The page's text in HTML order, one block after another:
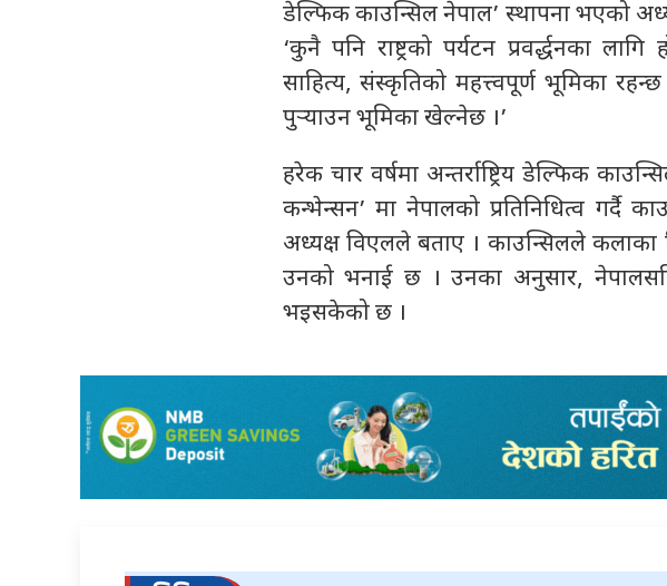
डेल्फिक काउन्सिल नेपाल’ स्थापना भएको
‘कुनै पनि राष्ट्रको पर्यटन प्रवर्द्धनका
साहित्य, संस्कृतिको महत्त्वपूर्ण भूमिका
पुर्‍याउन भूमिका खेल्नेछ ।’
हरेक चार वर्षमा अन्तर्राष्ट्रिय डेल्फिक
कन्भेन्सन’ मा नेपालको प्रतिनिधित्व गर्दै
अध्यक्ष विएलले बताए । काउन्सिलले कलाका
उनको भनाई छ । उनका अनुसार,
भइसकेको छ ।